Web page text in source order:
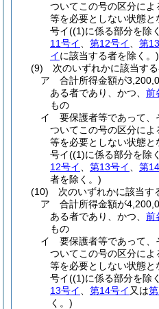
ついてこの号の区分に
等を必要としない状態と
号イ((1)に係る部分を除
11号イ
第12号イ 第
イに該当する者を除く。)
(9)
次のいずれかに該当す
ア
合計所得金額が
ある者であり、かつ、 前
もの
イ
要保護者等であって、
ついてこの号の区分に
等を必要としない状態と
号イ((1)に係る部分を除
12号イ
第13号イ 第
者を除く。)
(10)
次のいずれかに該当
ア
合計所得金額が
ある者であり、かつ、 前
もの
イ
要保護者等であって、
ついてこの号の区分に
等を必要としない状態と
号イ((1)に係る部分を除
13号イ
第14号イ 又は
く。)